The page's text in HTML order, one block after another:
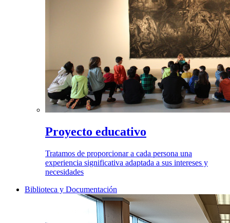
Proyecto educativo
Tratamos de proporcionar a cada persona una
experiencia significativa adaptada a sus intereses y
necesidades
Biblioteca y Documentación